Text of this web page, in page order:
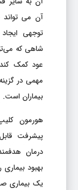
آن می تواند
توجهی
شاهی که
عود کمک
مهمی در
بیماران است.
هورمون
پیشرفت
درمان
بهبود
یک بیماری